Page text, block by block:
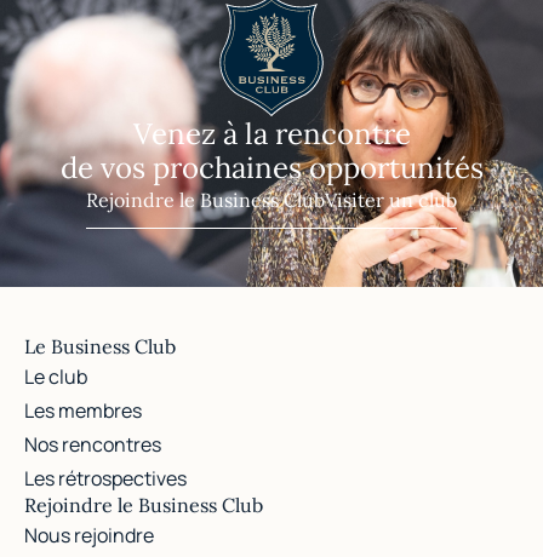
Venez à la rencontre
de vos prochaines opportunités
Rejoindre le Business ClubVisiter un club
Le Business Club
Le club
Les membres
Nos rencontres
Les rétrospectives
Rejoindre le Business Club
Nous rejoindre